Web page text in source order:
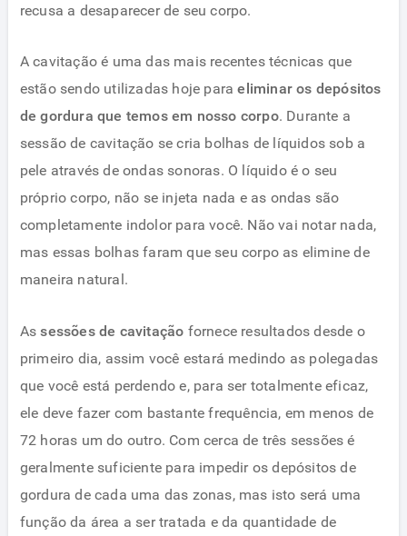
recusa a desaparecer de seu corpo.
A cavitação é uma das mais recentes técnicas que
estão sendo utilizadas hoje paraeliminar os depósitos
de gordura que temos em nosso corpo. Durante a
sessão de cavitação se cria bolhas de líquidos sob a
pele através de ondas sonoras. O líquido é o seu
próprio corpo, não se injeta nada e as ondas são
completamente indolor para você. Não vai notar nada,
mas essas bolhas faram que seu corpo as elimine de
maneira natural.
Assessões de cavitação fornece resultados desde o
primeiro dia, assim você estará medindo as polegadas
que você está perdendo e, para ser totalmente eficaz,
ele deve fazer com bastante frequência, em menos de
72 horas um do outro. Com cerca de três sessões é
geralmente suficiente para impedir os depósitos de
gordura de cada uma das zonas, mas isto será uma
função da área a ser tratada e da quantidade de